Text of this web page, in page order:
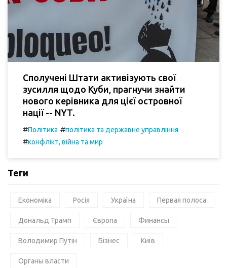
Сполучені Штати активізують свої
зусилля щодо Куби, прагнучи знайти
нового керівника для цієї островної
нації -- NYT.
#Політика #політика та державне управління
#конфлікт, війна та мир
Теги
Економіка Росія Україна Первая полоса
Дональд Трамп Європа Финансы
Володимир Путін Бізнес Київ
Органы власти